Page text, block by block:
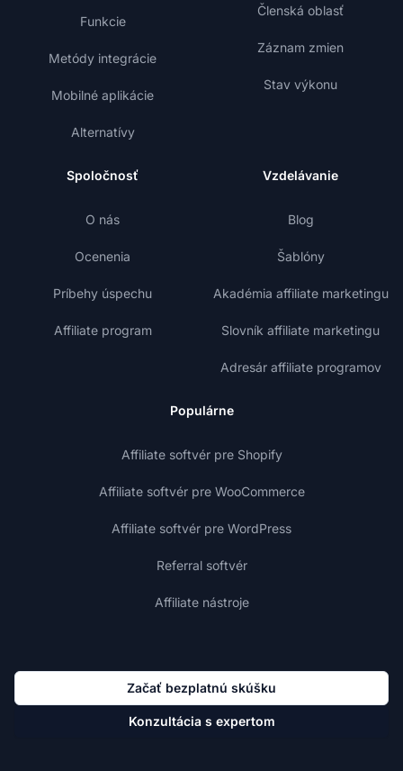
Funkcie
Metódy integrácie
Mobilné aplikácie
Alternatívy
Členská oblasť
Záznam zmien
Stav výkonu
Spoločnosť
O nás
Ocenenia
Príbehy úspechu
Affiliate program
Vzdelávanie
Blog
Šablóny
Akadémia affiliate marketingu
Slovník affiliate marketingu
Adresár affiliate programov
Populárne
Affiliate softvér pre Shopify
Affiliate softvér pre WooCommerce
Affiliate softvér pre WordPress
Referral softvér
Affiliate nástroje
Začať bezplatnú skúšku
Konzultácia s expertom